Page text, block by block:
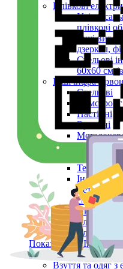
Плівкові
плівкові
Інші
дзеркал,
Стельові
60х60 см
Інші
Стельові
Армстронг
Настінні
Вуличні
Стельові,
Керамічні
см 750 Вт
Аксесуари
Показати усі
Обігрів та сушіння
Взуття та одяг з